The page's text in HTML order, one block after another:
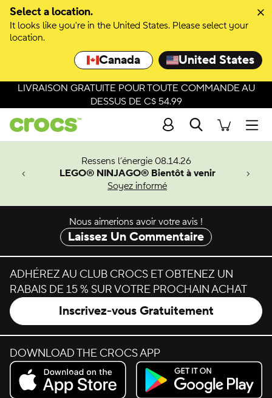
Select a location.
It looks like you're in the United States. Please select your
location.
Canada United States
LIVRAISON GRATUITE POUR TOUTE COMMANDE AU
DESSUS DE C$ 54.99
Recherche
Ressens l’énergie 08.14.26
LEGO® NINJAGO® Bientôt à venir
Soyez informé
Man.
Nous aimerions avoir votre avis !
Laissez Un Commentaire
ADHÉREZ AU CLUB CROCS ET OBTENEZ UN
RABAIS DE 15 % SUR VOTRE PROCHAIN ACHAT
Inscrivez-vous Gratuitement
DOWNLOAD THE CROCS APP